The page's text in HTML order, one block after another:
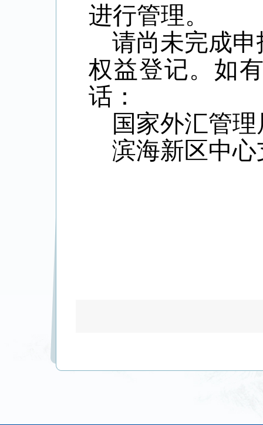
进行管理。
请尚未完成
权益登记。如
话：
国家外汇管
滨海新区中